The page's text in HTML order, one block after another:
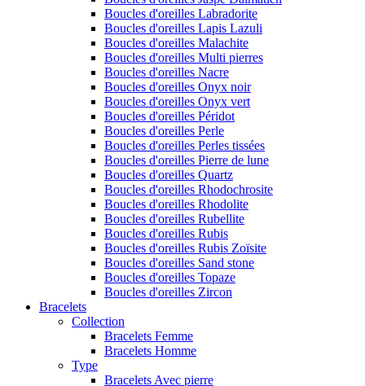
Boucles d'oreilles Labradorite
Boucles d'oreilles Lapis Lazuli
Boucles d'oreilles Malachite
Boucles d'oreilles Multi pierres
Boucles d'oreilles Nacre
Boucles d'oreilles Onyx noir
Boucles d'oreilles Onyx vert
Boucles d'oreilles Péridot
Boucles d'oreilles Perle
Boucles d'oreilles Perles tissées
Boucles d'oreilles Pierre de lune
Boucles d'oreilles Quartz
Boucles d'oreilles Rhodochrosite
Boucles d'oreilles Rhodolite
Boucles d'oreilles Rubellite
Boucles d'oreilles Rubis
Boucles d'oreilles Rubis Zoïsite
Boucles d'oreilles Sand stone
Boucles d'oreilles Topaze
Boucles d'oreilles Zircon
Bracelets
Collection
Bracelets Femme
Bracelets Homme
Type
Bracelets Avec pierre